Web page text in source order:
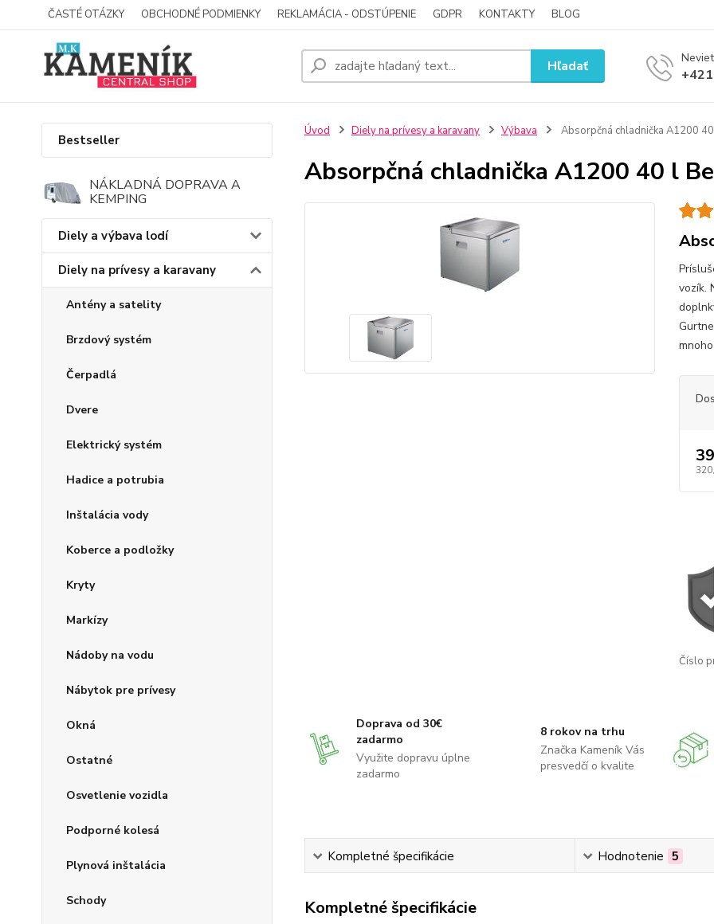
ČASTÉ OTÁZKY OBCHODNÉ PODMIENKY REKLAMÁCIA - ODSTÚPENIE GDPR KONTAKTY BLOG
Hľadať
Bestseller
NÁKLADNÁ DOPRAVA A
KEMPING
Diely a výbava lodí
Diely na prívesy a karavany
Antény a satelity
Brzdový systém
Čerpadlá
Dvere
Elektrický systém
Hadice a potrubia
Inštalácia vody
Koberce a podložky
Kryty
Markízy
Nádoby na vodu
Nábytok pre prívesy
Okná
Ostatné
Osvetlenie vozidla
Podporné kolesá
Plynová inštalácia
Schody
Úvod Diely na prívesy a karavany Výbava Absorpčná chladnička A1200
Absorpčná chladnička A1200 40 l
vozík.
Číslo
Doprava od 30€
zadarmo
Využite dopravu úplne
zadarmo
8 rokov na trhu
Značka Kameník Vás
presvedčí o kvalite
Kompletné špecifikácie Hodnotenie 5
Kompletné špecifikácie